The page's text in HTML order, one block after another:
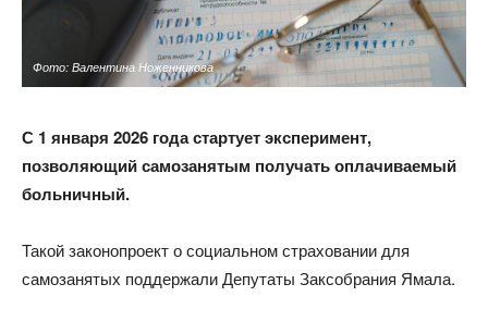
Фото: Валентина Ноженникова
С 1 января 2026 года стартует эксперимент,
позволяющий самозанятым получать оплачиваемый
больничный.
Такой законопроект о социальном страховании для
самозанятых поддержали Депутаты Заксобрания Ямала.